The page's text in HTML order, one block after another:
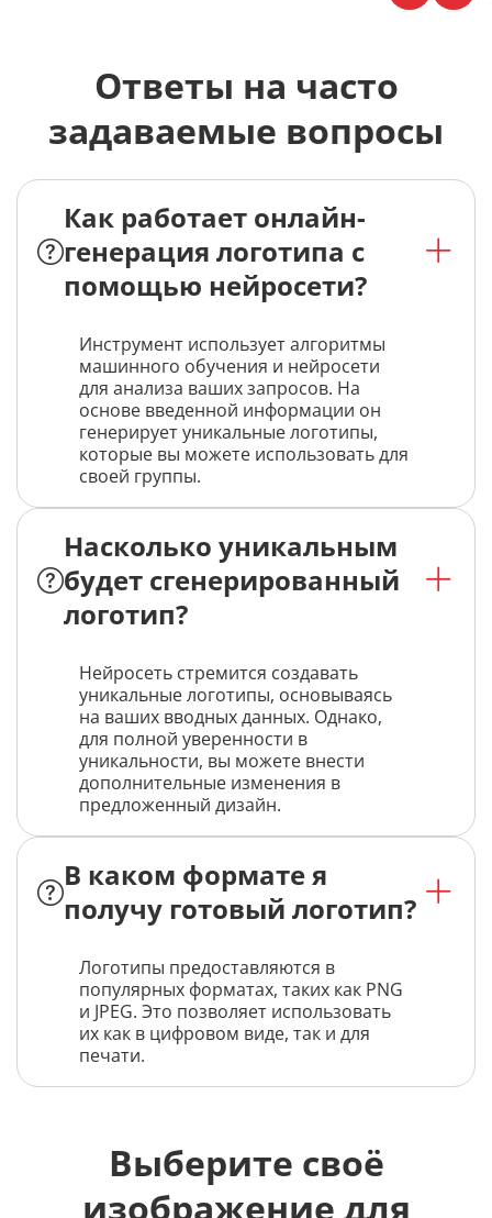
Ответы на часто
задаваемые вопросы
Как работает онлайн-
генерация логотипа с
помощью нейросети?
Инструмент использует алгоритмы
машинного обучения и нейросети
для анализа ваших запросов. На
основе введенной информации он
генерирует уникальные логотипы,
которые вы можете использовать для
своей группы.
Насколько уникальным
будет сгенерированный
логотип?
Нейросеть стремится создавать
уникальные логотипы, основываясь
на ваших вводных данных. Однако,
для полной уверенности в
уникальности, вы можете внести
дополнительные изменения в
предложенный дизайн.
В каком формате я
получу готовый логотип?
Логотипы предоставляются в
популярных форматах, таких как PNG
и JPEG. Это позволяет использовать
их как в цифровом виде, так и для
печати.
Выберите своё
изображение для